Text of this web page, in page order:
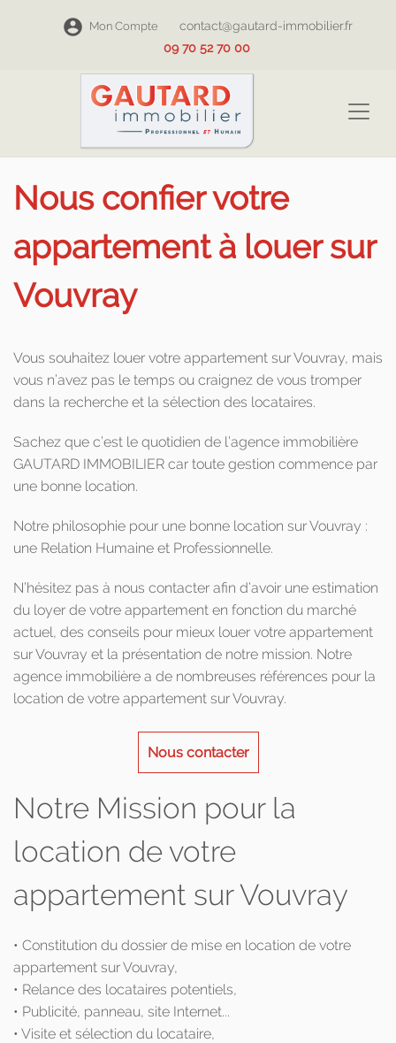
Mon Compte
contact@gautard-immobilier.fr
09 70 52 70 00
Nous confier votre
appartement à louer sur
Vouvray
Vous souhaitez louer votre appartement sur Vouvray, mais
vous n’avez pas le temps ou craignez de vous tromper
dans la recherche et la sélection des locataires.
Sachez que c’est le quotidien de l’agence immobilière
GAUTARD IMMOBILIER car toute gestion commence par
une bonne location.
Notre philosophie pour une bonne location sur Vouvray :
une Relation Humaine et Professionnelle.
N’hésitez pas à nous contacter afin d’avoir une estimation
du loyer de votre appartement en fonction du marché
actuel, des conseils pour mieux louer votre appartement
sur Vouvray et la présentation de notre mission. Notre
agence immobilière a de nombreuses références pour la
location de votre appartement sur Vouvray.
Nous contacter
Notre Mission pour la
location de votre
appartement sur Vouvray
• Constitution du dossier de mise en location de votre
appartement sur Vouvray,
• Relance des locataires potentiels,
• Publicité, panneau, site Internet...
• Visite et sélection du locataire,